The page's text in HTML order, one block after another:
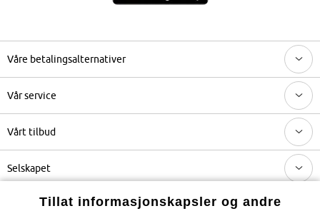
Våre betalingsalternativer
Vår service
Vårt tilbud
Selskapet
Topkategorier / Sesongvarer
Tillat informasjonskapsler og andre